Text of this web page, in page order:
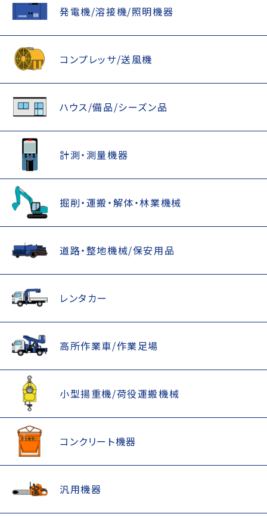
発電機/溶接機/照明機器
コンプレッサ/送風機
ハウス/備品/シーズン品
計測・測量機器
掘削・運搬・解体・林業機械
道路・整地機械/保安用品
レンタカー
高所作業車/作業足場
小型揚重機/荷役運搬機械
コンクリート機器
汎用機器